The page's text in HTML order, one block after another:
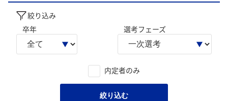
絞り込み
卒年
選考フェーズ
内定者のみ
絞り込む